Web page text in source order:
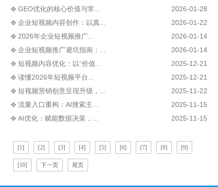
GEO优化的核心价值与常...
2026-01-28
企业短视频内容创作：以真...
2026-01-22
2026年企业短视频推广...
2026-01-14
企业短视频推广避坑指南：...
2026-01-14
短视频内容优化：以“价值...
2025-12-21
读懂2026年短视频平台...
2025-12-21
短视频营销创意呈现升级，...
2025-11-22
流量入口重构：AI搜索主...
2025-11-15
AI优化：赋能数据决策，...
2025-11-15
[1] [2] [3] [4] [5] [6] [7] [8] [9]
[10] 下一页 尾页